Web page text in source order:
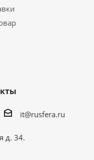
it@rusfera.ru
д. 34.